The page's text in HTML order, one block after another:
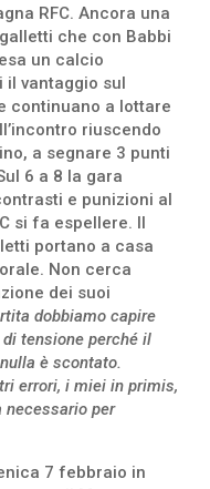
RFC. Ancora una
che con Babbi
un calcio
il vantaggio sul
continuano a lottare
riuscendo
a segnare 3 punti
6 a 8 la gara
e punizioni al
si fa espellere. Il
portano a casa
Non cerca
dei suoi
dobbiamo capire
tensione perché il
è scontato.
errori, i miei in primis,
necessario per
7 febbraio in